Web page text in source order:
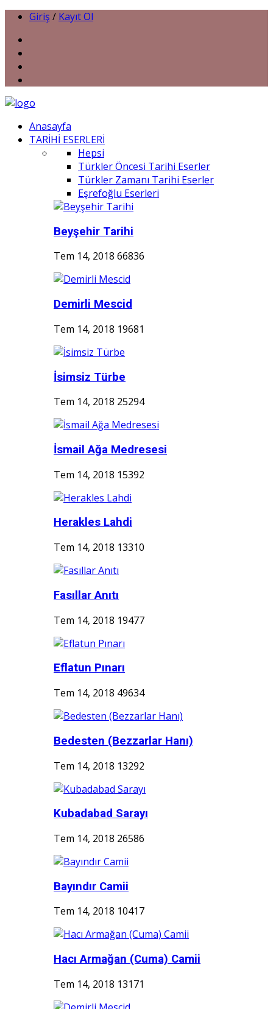
Giriş / Kayıt Ol
Anasayfa
TARİHİ ESERLERİ
Hepsi
Türkler Öncesi Tarihi Eserler
Türkler Zamanı Tarihi Eserler
Eşrefoğlu Eserleri
Beyşehir Tarihi
Tem 14, 2018 66836
Demirli Mescid
Tem 14, 2018 19681
İsimsiz Türbe
Tem 14, 2018 25294
İsmail Ağa Medresesi
Tem 14, 2018 15392
Herakles Lahdi
Tem 14, 2018 13310
Fasıllar Anıtı
Tem 14, 2018 19477
Eflatun Pınarı
Tem 14, 2018 49634
Bedesten (Bezzarlar Hanı)
Tem 14, 2018 13292
Kubadabad Sarayı
Tem 14, 2018 26586
Bayındır Camii
Tem 14, 2018 10417
Hacı Armağan (Cuma) Camii
Tem 14, 2018 13171